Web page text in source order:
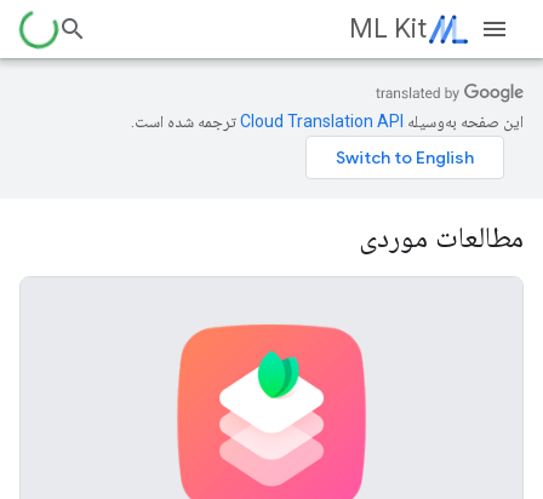
ML Kit
این صفحه به‌وسیله ترجمه شده است.
مطالعات موردی